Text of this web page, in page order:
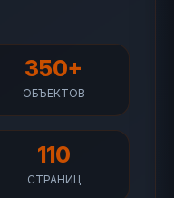
350+
ОБЪЕКТОВ
110
СТРАНИЦ